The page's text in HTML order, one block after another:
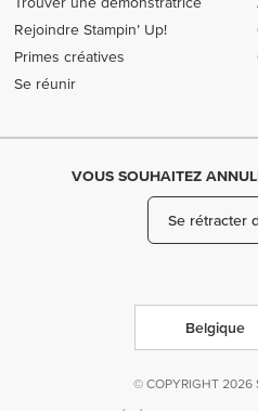
Rejoindre Stampin’ Up!
Primes créatives
Se réunir
VOUS SOUHAITEZ
Se rétracter
Belgique
© COPYRIGHT 2026